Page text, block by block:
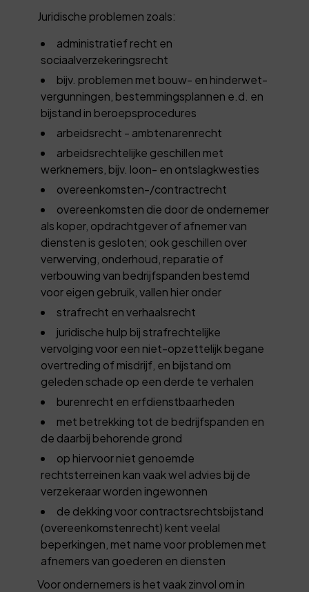
Juridische problemen zoals:
administratief recht en
sociaalverzekeringsrecht
bijv. problemen met bouw- en hinderwet-
vergunningen, bestemmingsplannen e.d. en
bijstand in beroepsprocedures
arbeidsrecht - ambtenarenrecht
arbeidsrechtelijke geschillen met
werknemers, bijv. loon- en ontslagkwesties
overeenkomsten-/contractrecht
overeenkomsten die door de ondernemer
als koper, opdrachtgever of afnemer van
diensten is gesloten; ook geschillen over
verwerving, onderhoud, reparatie of
verbouwing van bedrijfspanden bestemd
voor eigen gebruik, vallen hier onder
strafrecht en verhaalsrecht
juridische hulp bij strafrechtelijke
vervolging voor een niet-opzettelijk begane
overtreding of misdrijf, en bijstand om
geleden schade op een derde te verhalen
burenrecht en erfdienstbaarheden
met betrekking tot de bedrijfspanden en
de daarbij behorende grond
op hiervoor niet genoemde
rechtsterreinen kan vaak wel advies bij de
verzekeraar worden ingewonnen
de dekking voor contractsrechtsbijstand
(overeenkomstenrecht) kent veelal
beperkingen, met name voor problemen met
afnemers van goederen en diensten
Voor ondernemers is het vaak zinvol om in